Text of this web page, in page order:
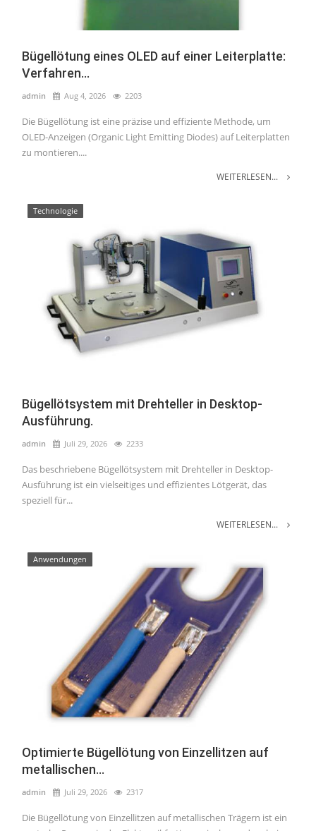
Bügellötung eines OLED auf einer Leiterplatte:
Verfahren...
admin Aug 4, 2026 2203
Die Bügellötung ist eine präzise und effiziente Methode, um
OLED-Anzeigen (Organic Light Emitting Diodes) auf Leiterplatten
zu montieren....
WEITERLESEN...
Technologie
Bügellötsystem mit Drehteller in Desktop-
Ausführung.
admin Juli 29, 2026 2233
Das beschriebene Bügellötsystem mit Drehteller in Desktop-
Ausführung ist ein vielseitiges und effizientes Lötgerät, das
speziell für...
WEITERLESEN...
Anwendungen
Optimierte Bügellötung von Einzellitzen auf
metallischen...
admin Juli 29, 2026 2317
Die Bügellötung von Einzellitzen auf metallischen Trägern ist ein